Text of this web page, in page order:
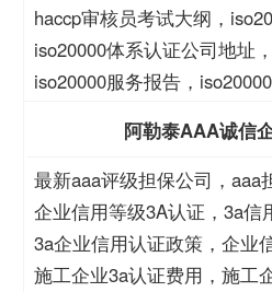
haccp审核员考试大纲，
iso20000体系认证公司地址
址
iso20000服务报告，
阿勒泰AAA诚信
最新aaa评级担保公司，aaa
企业信用等级3A认证，3a信
3a企业信用认证政策，企业
施工企业3a认证费用，施工